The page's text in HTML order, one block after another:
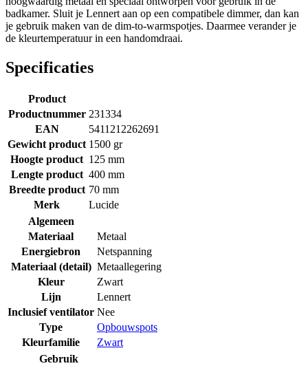
badkamer. Sluit je Lennert aan op een compatibele dimmer, dan kan
je gebruik maken van de dim-to-warmspotjes. Daarmee verander je
de kleurtemperatuur in een handomdraai.
Specificaties
Product
Productnummer 231334
EAN
5411212262691
Gewicht product 1500 gr
Hoogte product 125 mm
Lengte product 400 mm
Breedte product 70 mm
Merk
Lucide
Algemeen
Materiaal
Metaal
Energiebron
Netspanning
Materiaal (detail) Metaallegering
Kleur
Zwart
Lijn
Lennert
Inclusief ventilator Nee
Type
Opbouwspots
Kleurfamilie
Zwart
Gebruik